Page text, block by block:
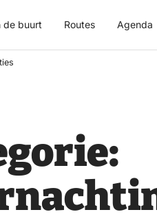
de buurt Routes Agenda